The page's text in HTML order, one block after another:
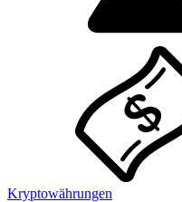
Kryptowährungen